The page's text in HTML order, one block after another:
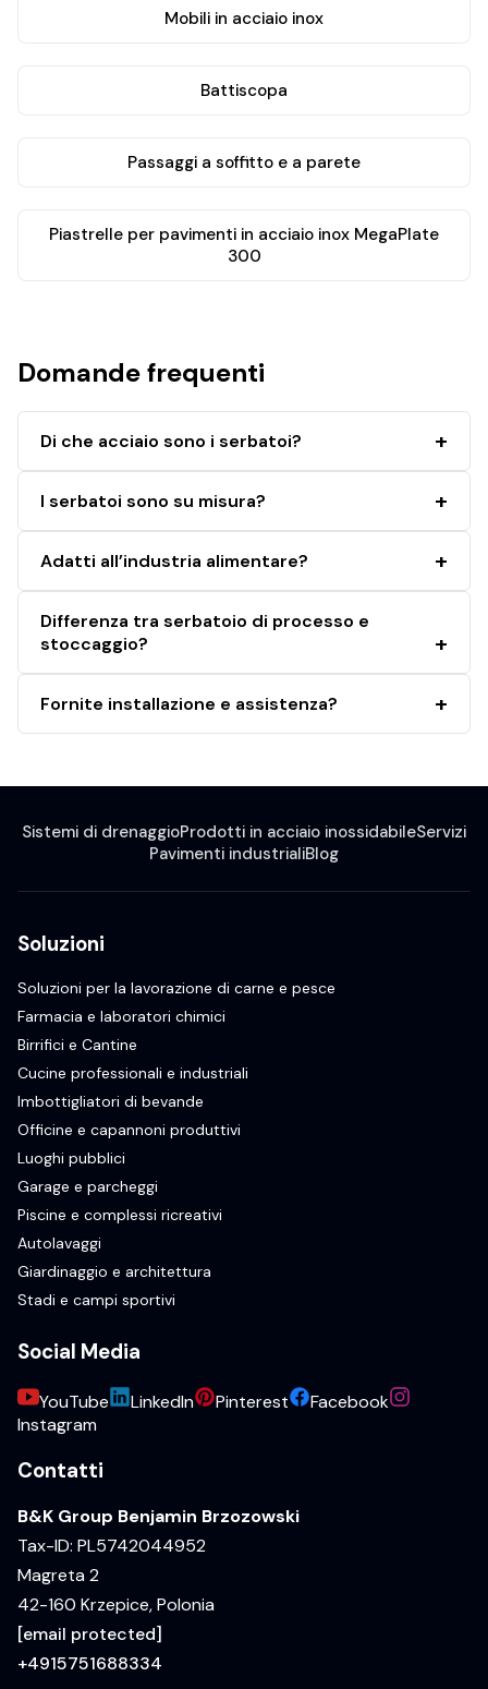
Mobili in acciaio inox
Battiscopa
Passaggi a soffitto e a parete
Piastrelle per pavimenti in acciaio inox MegaPlate
300
Domande frequenti
Di che acciaio sono i serbatoi?
I serbatoi sono su misura?
Adatti all’industria alimentare?
Differenza tra serbatoio di processo e
stoccaggio?
Fornite installazione e assistenza?
Sistemi di drenaggioProdotti in acciaio inossidabileServizi
Pavimenti industrialiBlog
Soluzioni
Soluzioni per la lavorazione di carne e pesce
Farmacia e laboratori chimici
Birrifici e Cantine
Cucine professionali e industriali
Imbottigliatori di bevande
Officine e capannoni produttivi
Luoghi pubblici
Garage e parcheggi
Piscine e complessi ricreativi
Autolavaggi
Giardinaggio e architettura
Stadi e campi sportivi
Social Media
YouTube LinkedIn Pinterest
Facebook
Instagram
Contatti
B&K Group Benjamin Brzozowski
Tax-ID: PL5742044952
Magreta 2
42-160 Krzepice, Polonia
[email protected]
+4915751688334